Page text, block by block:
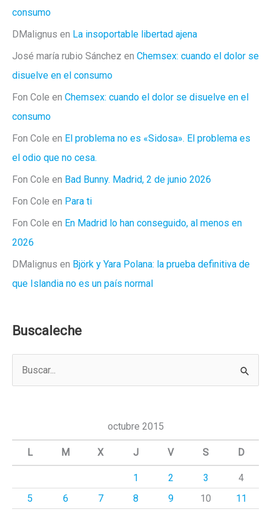
consumo
DMalignus en La insoportable libertad ajena
José maría rubio Sánchez en Chemsex: cuando el dolor se
disuelve en el consumo
Fon Cole en Chemsex: cuando el dolor se disuelve en el
consumo
Fon Cole en El problema no es «Sidosa». El problema es
el odio que no cesa.
Fon Cole en Bad Bunny. Madrid, 2 de junio 2026
Fon Cole en Para ti
Fon Cole en En Madrid lo han conseguido, al menos en
2026
DMalignus en Björk y Yara Polana: la prueba definitiva de
que Islandia no es un país normal
Buscaleche
a
octubre 2015
L M X J V S D
1 2 3
4
5
6 7 8 9 10 11